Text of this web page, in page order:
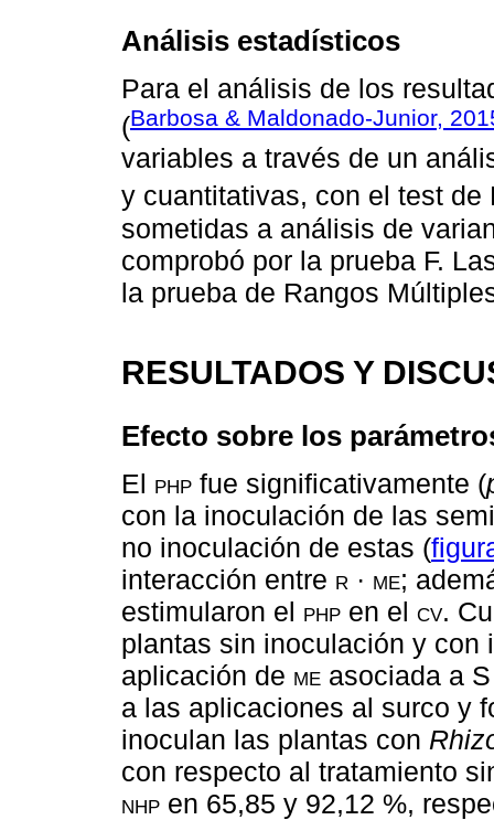
Análisis estadísticos
Para el análisis de los
(Barbosa & Maldonado-Junior,
variables a través de un
y cuantitativas, con el test de
sometidas a análisis de
comprobó por la prueba F.
la prueba de Rangos
RESULTADOS Y
Efecto sobre los
El php fue significativamente (
con la inoculación de las
no inoculación de estas (
interacción entre r · me;
estimularon el php en el cv.
plantas sin inoculación y
aplicación de me asociada a
a las aplicaciones al surco y
inoculan las plantas con
con respecto al tratamiento
nhp en 65,85 y 92,12 %,